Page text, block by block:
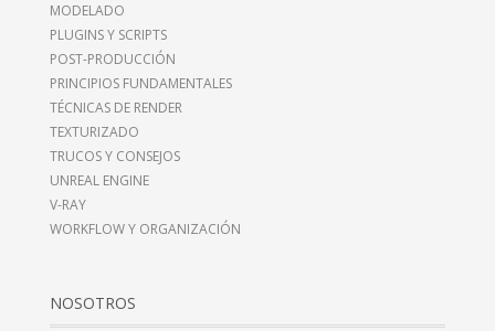
MODELADO
PLUGINS Y SCRIPTS
POST-PRODUCCIÓN
PRINCIPIOS FUNDAMENTALES
TÉCNICAS DE RENDER
TEXTURIZADO
TRUCOS Y CONSEJOS
UNREAL ENGINE
V-RAY
WORKFLOW Y ORGANIZACIÓN
NOSOTROS